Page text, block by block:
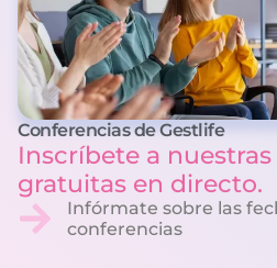
Conferencias de Gestlife
Inscríbete a
gratuitas en directo.
Infórmate sobre las
conferencias